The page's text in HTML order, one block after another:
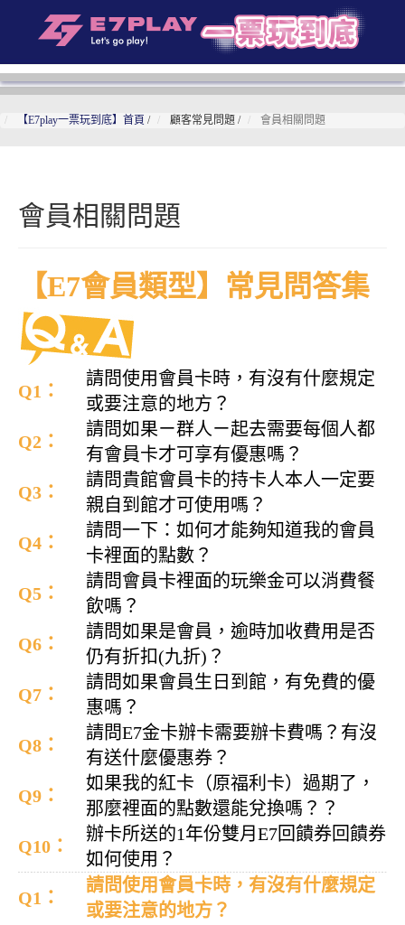
【E7play一票玩到底】首頁 / 顧客常見問題 / 會員相關問題
會員相關問題
【E7會員類型】常見問答集
Q1：
請問使用會員卡時，有沒有什麼規定
或要注意的地方？
Q2：
請問如果ㄧ群人ㄧ起去需要每個人都
有會員卡才可享有優惠嗎？
Q3：
請問貴館會員卡的持卡人本人一定要
親自到館才可使用嗎？
Q4：
請問一下：如何才能夠知道我的會員
卡裡面的點數？
Q5：
請問會員卡裡面的玩樂金可以消費餐
飲嗎？
Q6：
請問如果是會員，逾時加收費用是否
仍有折扣(九折)？
Q7：
請問如果會員生日到館，有免費的優
惠嗎？
Q8：
請問E7金卡辦卡需要辦卡費嗎？有沒
有送什麼優惠券？
Q9：
如果我的紅卡（原福利卡）過期了，
那麼裡面的點數還能兌換嗎？？
Q10：
辦卡所送的1年份雙月E7回饋券回饋券
如何使用？
Q1：
請問使用會員卡時，有沒有什麼規定
或要注意的地方？